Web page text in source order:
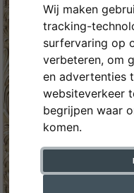
Wij maken
tracking-
surfervaring op
verbeteren, om
en advertenties
websiteverkeer
begrijpen waar
komen.
Terug